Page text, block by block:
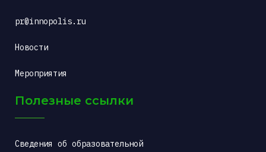
pr@innopolis.ru
Новости
Мероприятия
Полезные ссылки
Сведения об образовательной